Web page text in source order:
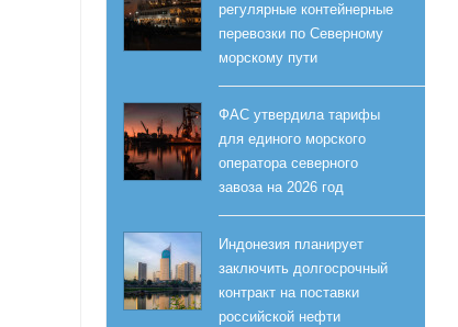
регулярные контейнерные
перевозки по Северному
морскому пути
ФАС утвердила тарифы
для единого морского
оператора северного
завоза на 2026 год
Индонезия планирует
заключить долгосрочный
контракт на поставки
российской нефти